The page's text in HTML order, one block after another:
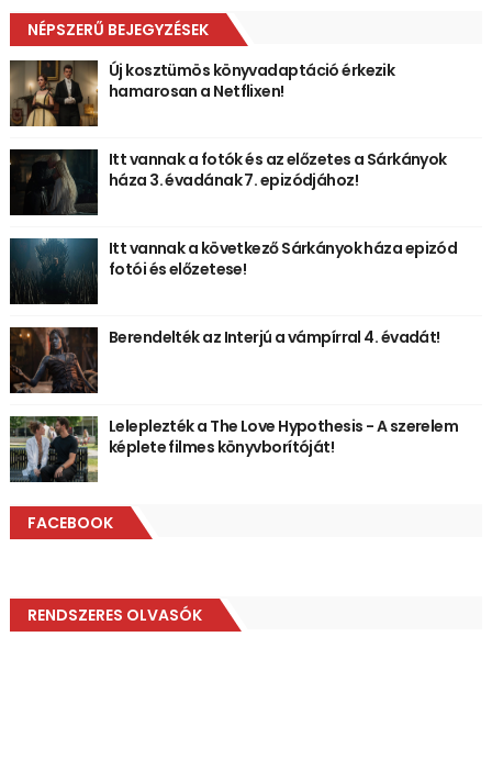
NÉPSZERŰ BEJEGYZÉSEK
Új kosztümös könyvadaptáció érkezik
hamarosan a Netflixen!
Itt vannak a fotók és az előzetes a Sárkányok
háza 3. évadának 7. epizódjához!
Itt vannak a következő Sárkányok háza epizód
fotói és előzetese!
Berendelték az Interjú a vámpírral 4. évadát!
Leleplezték a The Love Hypothesis - A szerelem
képlete filmes könyvborítóját!
FACEBOOK
RENDSZERES OLVASÓK